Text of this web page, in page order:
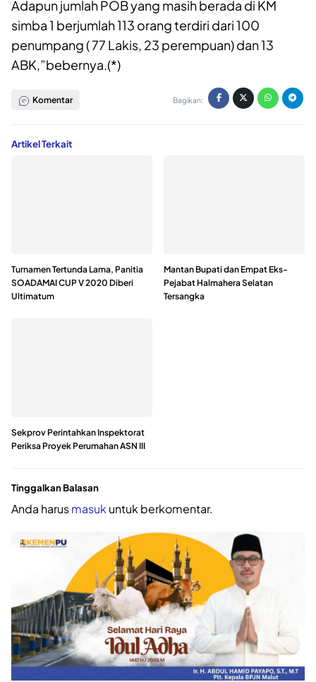
Adapun jumlah POB yang masih berada di KM
simba 1 berjumlah 113 orang terdiri dari 100
penumpang ( 77 Lakis, 23 perempuan) dan 13
ABK,”bebernya.(*)
Komentar Bagikan:
Artikel Terkait
Turnamen Tertunda Lama, Panitia
SOADAMAI CUP V 2020 Diberi
Ultimatum
Mantan Bupati dan Empat Eks-
Pejabat Halmahera Selatan
Tersangka
Sekprov Perintahkan Inspektorat
Periksa Proyek Perumahan ASN III
Tinggalkan Balasan
Anda harusmasuk untuk berkomentar.